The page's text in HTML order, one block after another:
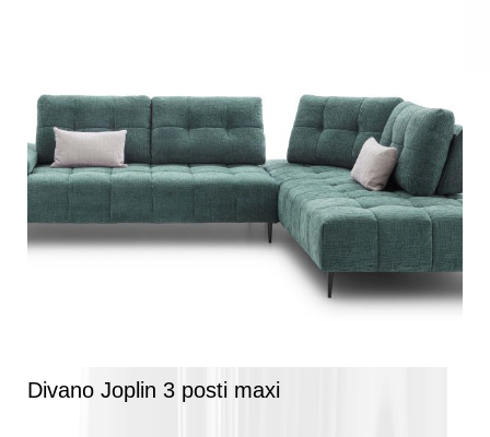
Divano Joplin 3 posti maxi